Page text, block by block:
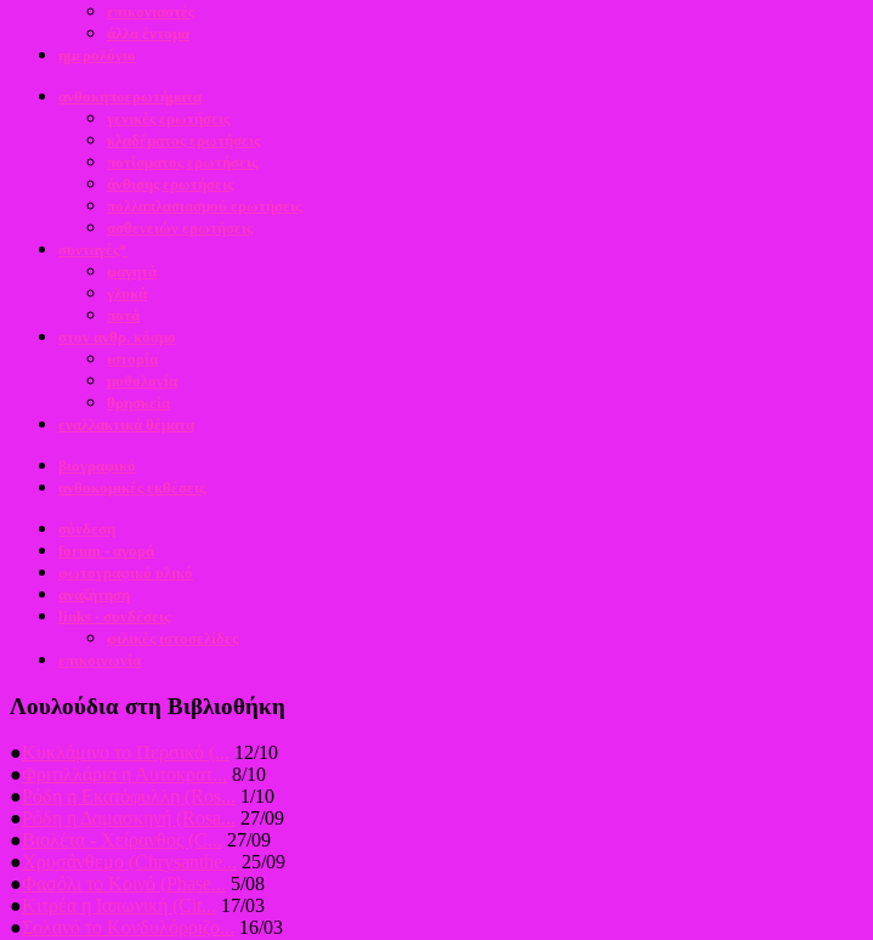
επικονιαστές
άλλα έντομα
ημερολόγιο
ανθοκηποερωτήματα
γενικές ερωτήσεις
κλαδέματος ερωτήσεις
ποτίσματος ερωτήσεις
άνθισης ερωτήσεις
πολλαπλασιασμού ερωτήσεις
ασθενειών ερωτήσεις
συνταγές*
φαγητά
γλυκά
ποτά
στον ανθρ. κόσμο
ιστορία
μυθολογία
θρησκεία
εναλλακτικά θέματα
βιογραφικό
ανθοκομικές εκθέσεις
σύνδεση
forum - αγορά
φωτογραφικό υλικό
αναζήτηση
links - συνδέσεις
φιλικές ιστοσελίδες
επικοινωνία
Λουλούδια στη Βιβλιοθήκη
●Κυκλάμινο το Περσικό (... 12/10
●Φριτιλλάρια η Αυτοκρατ... 8/10
●Ρόδη η Εκατόφυλλη (Ros... 1/10
●Ρόδη η Δαμασκηνή (Rosa... 27/09
●Βιολέτα - Χείρανθος (C... 27/09
●Χρυσάνθεμο (Chrysanthe... 25/09
●Φασόλι το Κοινό (Phase... 5/08
●Κιτρέα η Ιαπωνική (Cit... 17/03
●Σολανό το Κονδυλόρριζο... 16/03